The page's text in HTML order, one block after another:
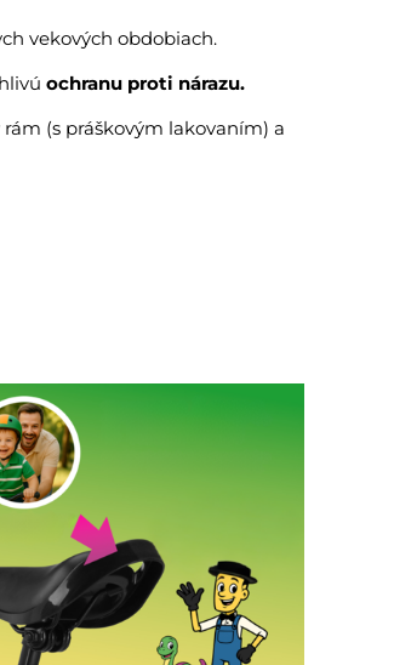
vekových obdobiach.
ochranu proti nárazu.
(s práškovým lakovaním) a